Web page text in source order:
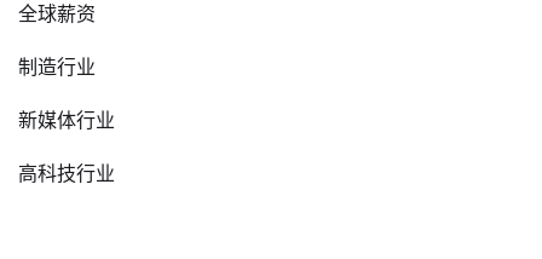
全球薪资
制造行业
新媒体行业
高科技行业